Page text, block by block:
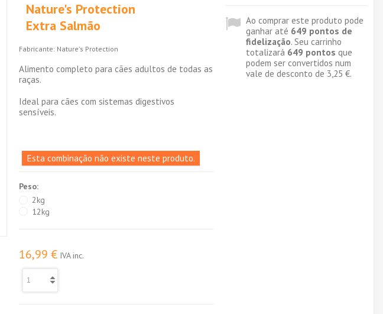
Nature's Protection
Extra Salmão
Fabricante: Nature's Protection
Alimento completo para cães adultos de todas as
raças.
Ideal para cães com sistemas digestivos
sensíveis.
Esta combinação não existe neste produto.
Peso:
2kg
12kg
16,99 € IVA inc.
Ao comprar este produto pode
ganhar até 649 pontos de
fidelização. Seu carrinho
totalizará 649 pontos que
podem ser convertidos num
vale de desconto de 3,25 €.